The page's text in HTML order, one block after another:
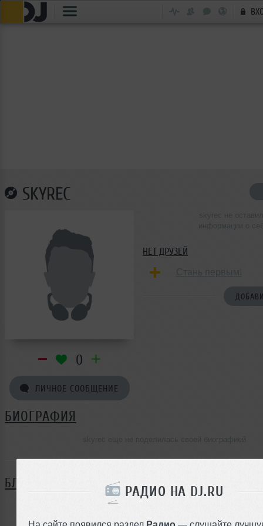
РАДИО НА DJ.RU
На сайте появился раздел Радио — слушайте
SKYREC
0
ЛИЧНОЕ СООБЩЕНИЕ
НЕТ ДРУЗЕЙ
БИОГРАФИЯ
БЛОГ